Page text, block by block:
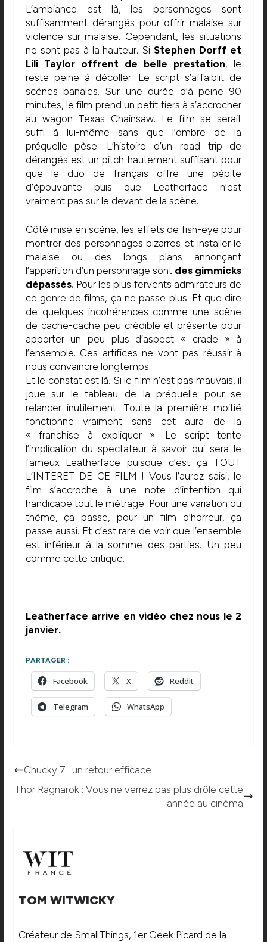
L’ambiance est là, les personnages sont
suffisamment dérangés pour offrir malaise sur
violence sur malaise. Cependant, les situations
ne sont pas à la hauteur. Si Stephen Dorff et
Lili Taylor offrent de belle prestation, le
reste peine à décoller. Le script s’affaiblit de
scènes banales. Sur une durée d’à peine 90
minutes, le film prend un petit tiers à s’accrocher
au wagon Texas Chainsaw. Le film se serait
suffi à lui-même sans que l’ombre de la
préquelle pèse. L’histoire d’un road trip de
dérangés est un pitch hautement suffisant pour
que le duo de français offre une pépite
d’épouvante puis que Leatherface n’est
vraiment pas sur le devant de la scène.
Côté mise en scène, les effets de fish-eye pour
montrer des personnages bizarres et installer le
malaise ou des longs plans annonçant
l’apparition d’un personnage sont des gimmicks
dépassés.Pour les plus fervents admirateurs de
ce genre de films, ça ne passe plus. Et que dire
de quelques incohérences comme une scène
de cache-cache peu crédible et présente pour
apporter un peu plus d’aspect « crade » à
l’ensemble. Ces artifices ne vont pas réussir à
nous convaincre longtemps.
Et le constat est là. Si le film n’est pas mauvais, il
joue sur le tableau de la préquelle pour se
relancer inutilement. Toute la première moitié
fonctionne vraiment sans cet aura de la
« franchise à expliquer ». Le script tente
l’implication du spectateur à savoir qui sera le
fameux Leatherface puisque c’est ça TOUT
L’INTERET DE CE FILM ! Vous l’aurez saisi, le
film s’accroche à une note d’intention qui
handicape tout le métrage. Pour une variation du
thème, ça passe, pour un film d’horreur, ça
passe aussi. Et c’est rare de voir que l’ensemble
est inférieur à la somme des parties. Un peu
comme cette critique.
Leatherface arrive en vidéo chez nous le 2
janvier.
PARTAGER :
Facebook X Reddit
Telegram WhatsApp
Chucky 7 : un retour efficace
Thor Ragnarok : Vous ne verrez pas plus drôle cette
année au cinéma
TOM WITWICKY
Créateur de SmallThings, 1er Geek Picard de la